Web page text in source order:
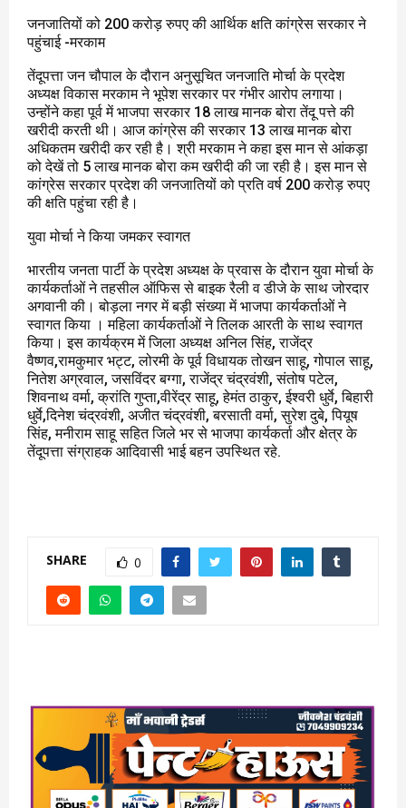
जनजातियों को 200 करोड़ रुपए की आर्थिक क्षति कांग्रेस सरकार ने
पहुंचाई -मरकाम
तेंदूपत्ता जन चौपाल के दौरान अनुसूचित जनजाति मोर्चा के प्रदेश
अध्यक्ष विकास मरकाम ने भूपेश सरकार पर गंभीर आरोप लगाया।
उन्होंने कहा पूर्व में भाजपा सरकार 18 लाख मानक बोरा तेंदू पत्ते की
खरीदी करती थी। आज कांग्रेस की सरकार 13 लाख मानक बोरा
अधिकतम खरीदी कर रही है। श्री मरकाम ने कहा इस मान से आंकड़ा
को देखें तो 5 लाख मानक बोरा कम खरीदी की जा रही है। इस मान से
कांग्रेस सरकार प्रदेश की जनजातियों को प्रति वर्ष 200 करोड़ रुपए
की क्षति पहुंचा रही है।
युवा मोर्चा ने किया जमकर स्वागत
भारतीय जनता पार्टी के प्रदेश अध्यक्ष के प्रवास के दौरान युवा मोर्चा के
कार्यकर्ताओं ने तहसील ऑफिस से बाइक रैली व डीजे के साथ जोरदार
अगवानी की। बोड़ला नगर में बड़ी संख्या में भाजपा कार्यकर्ताओं ने
स्वागत किया । महिला कार्यकर्ताओं ने तिलक आरती के साथ स्वागत
किया। इस कार्यक्रम में जिला अध्यक्ष अनिल सिंह, राजेंद्र
वैष्णव,रामकुमार भट्ट, लोरमी के पूर्व विधायक तोखन साहू, गोपाल साहू,
नितेश अग्रवाल, जसविंदर बग्गा, राजेंद्र चंद्रवंशी, संतोष पटेल,
शिवनाथ वर्मा, क्रांति गुप्ता,वीरेंद्र साहू, हेमंत ठाकुर, ईश्वरी धुर्वे, बिहारी
धुर्वे,दिनेश चंद्रवंशी, अजीत चंद्रवंशी, बरसाती वर्मा, सुरेश दुबे, पियूष
सिंह, मनीराम साहू सहित जिले भर से भाजपा कार्यकर्ता और क्षेत्र के
तेंदूपत्ता संग्राहक आदिवासी भाई बहन उपस्थित रहे.
SHARE 0